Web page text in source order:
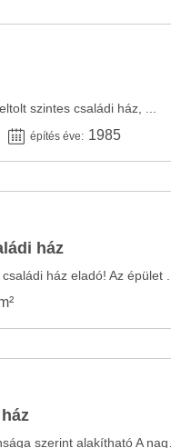
szintes családi ház, ...
építés éve: 1985
ház
ház eladó! Az épület ...